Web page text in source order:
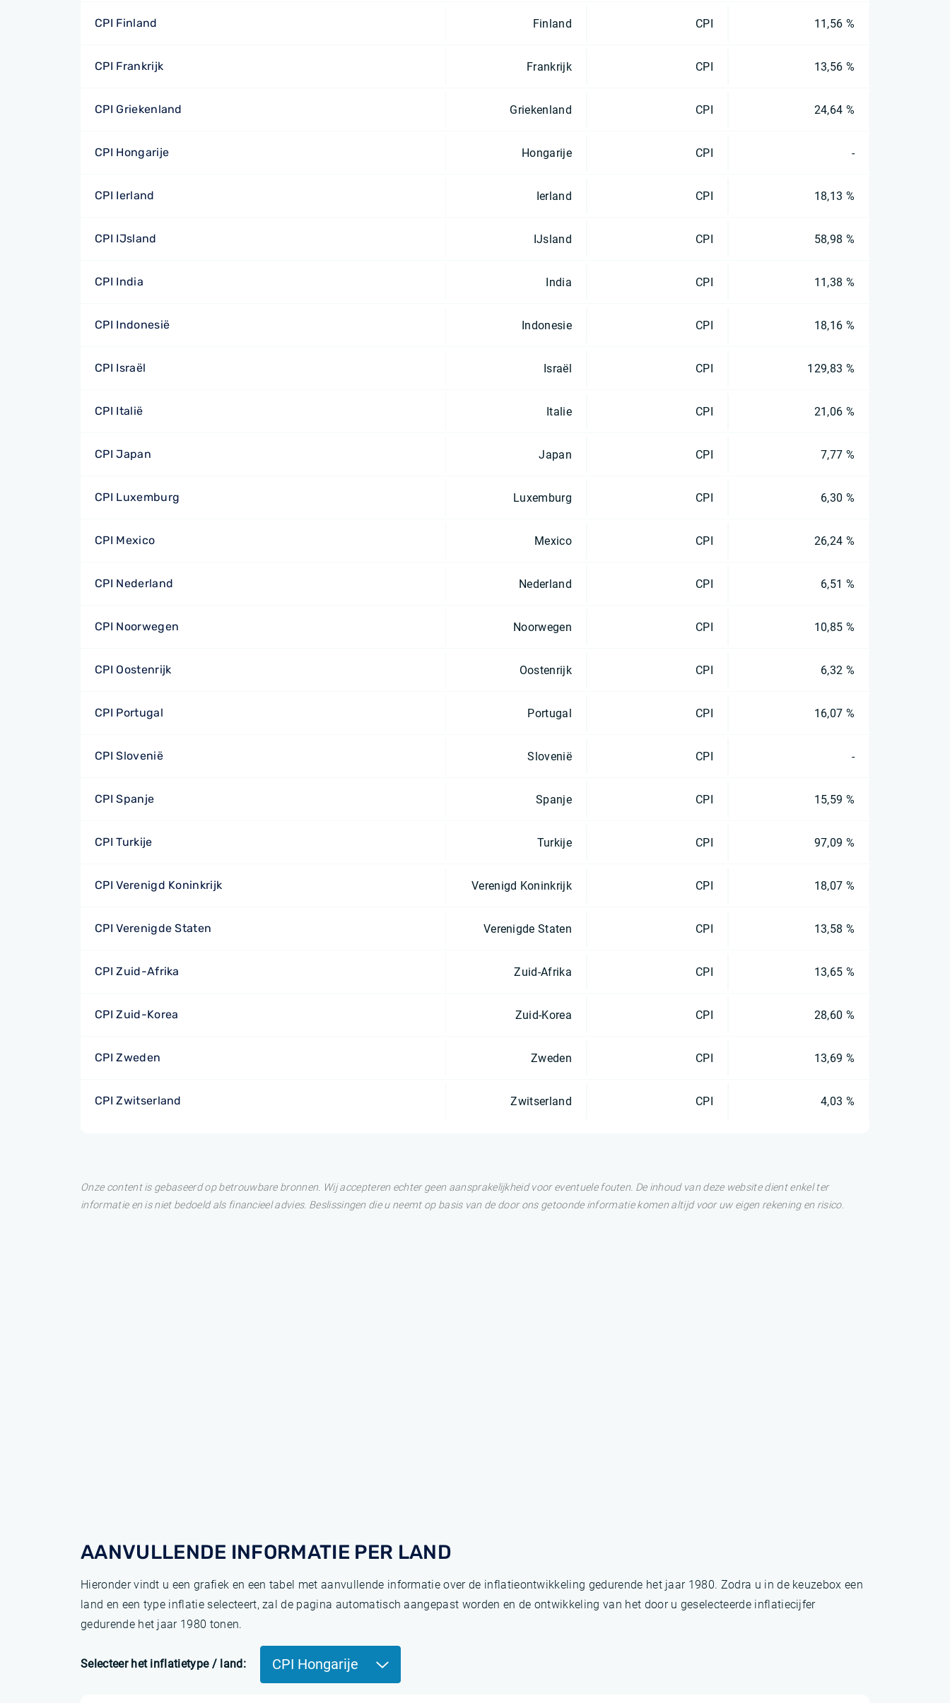
CPI Finland Finland CPI 11,56 %
CPI Frankrijk Frankrijk CPI 13,56 %
CPI Griekenland Griekenland CPI 24,64 %
CPI Hongarije Hongarije CPI -
CPI Ierland Ierland CPI 18,13 %
CPI IJsland IJsland CPI 58,98 %
CPI India India CPI 11,38 %
CPI Indonesië Indonesie CPI 18,16 %
CPI Israël Israël CPI 129,83 %
CPI Italië Italie CPI 21,06 %
CPI Japan Japan CPI 7,77 %
CPI Luxemburg Luxemburg CPI 6,30 %
CPI Mexico Mexico CPI 26,24 %
CPI Nederland Nederland CPI 6,51 %
CPI Noorwegen Noorwegen CPI 10,85 %
CPI Oostenrijk Oostenrijk CPI 6,32 %
CPI Portugal Portugal CPI 16,07 %
CPI Slovenië Slovenië CPI -
CPI Spanje Spanje CPI 15,59 %
CPI Turkije Turkije CPI 97,09 %
CPI Verenigd Koninkrijk Verenigd Koninkrijk CPI 18,07 %
CPI Verenigde Staten Verenigde Staten CPI 13,58 %
CPI Zuid-Afrika Zuid-Afrika CPI 13,65 %
CPI Zuid-Korea Zuid-Korea CPI 28,60 %
CPI Zweden Zweden CPI 13,69 %
CPI Zwitserland Zwitserland CPI 4,03 %
Onze content is gebaseerd op betrouwbare bronnen. Wij accepteren echter geen aansprakelijkheid voor eventuele fouten. De inhoud van deze website dient enkel ter
informatie en is niet bedoeld als financieel advies. Beslissingen die u neemt op basis van de door ons getoonde informatie komen altijd voor uw eigen rekening en risico.
AANVULLENDE INFORMATIE PER LAND
Hieronder vindt u een grafiek en een tabel met aanvullende informatie over de inflatieontwikkeling gedurende het jaar 1980. Zodra u in de keuzebox een
land en een type inflatie selecteert, zal de pagina automatisch aangepast worden en de ontwikkeling van het door u geselecteerde inflatiecijfer
gedurende het jaar 1980 tonen.
Selecteer het inflatietype / land: CPI Hongarije